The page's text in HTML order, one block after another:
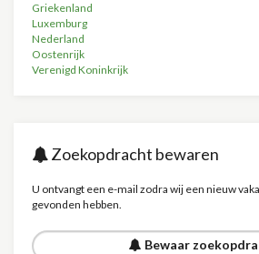
Griekenland
Luxemburg
Nederland
Oostenrijk
Verenigd Koninkrijk
Zoekopdracht bewaren
U ontvangt een e-mail zodra wij een nieuw
gevonden hebben.
Bewaar